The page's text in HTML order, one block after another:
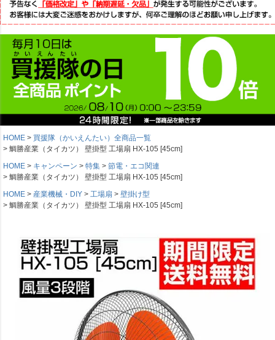
HOME
買援隊（かいえんたい）全商品一覧
鯛勝産業（タイカツ） 壁掛型 工場扇 HX-105 [45cm]
HOME
キャンペーン 特集
節電・エコ関連
鯛勝産業（タイカツ） 壁掛型 工場扇 HX-105 [45cm]
HOME
産業機械・DIY 工場扇
壁掛け型
鯛勝産業（タイカツ） 壁掛型 工場扇 HX-105 [45cm]